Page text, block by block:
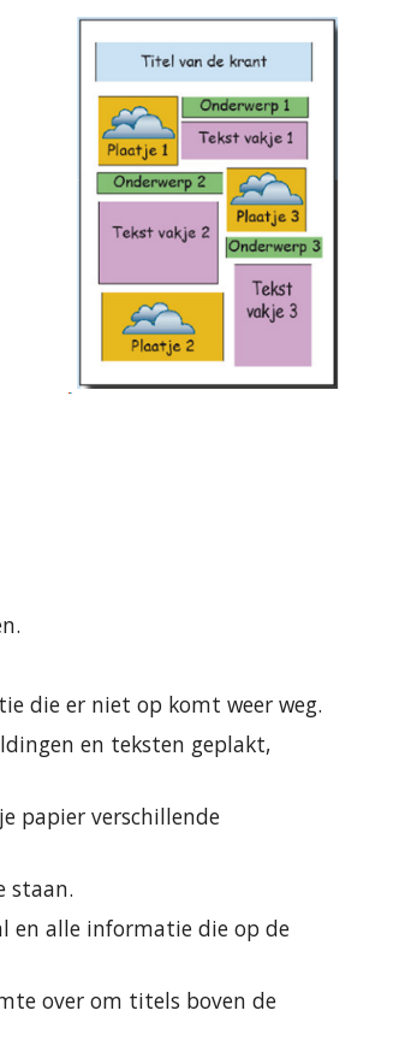
die er niet op komt weer weg.
en teksten geplakt,
papier verschillende
staan.
en alle informatie die op de
over om titels boven de